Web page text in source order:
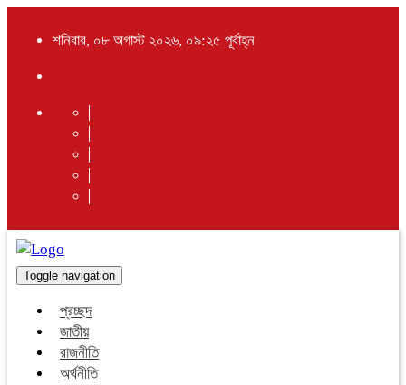
শনিবার, ০৮ অগাস্ট ২০২৬, ০৯:২৫ পূর্বাহ্ন
Toggle navigation
প্রচ্ছদ
জাতীয়
রাজনীতি
অর্থনীতি